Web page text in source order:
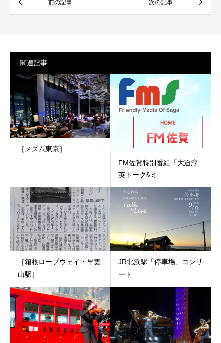
関連記事
［メズム東京］
FM佐賀特別番組「大迫淳
英トーク&ミ...
［箱根ロープウェイ・早雲
山駅］
JR北浜駅「停車場」コンサ
ート